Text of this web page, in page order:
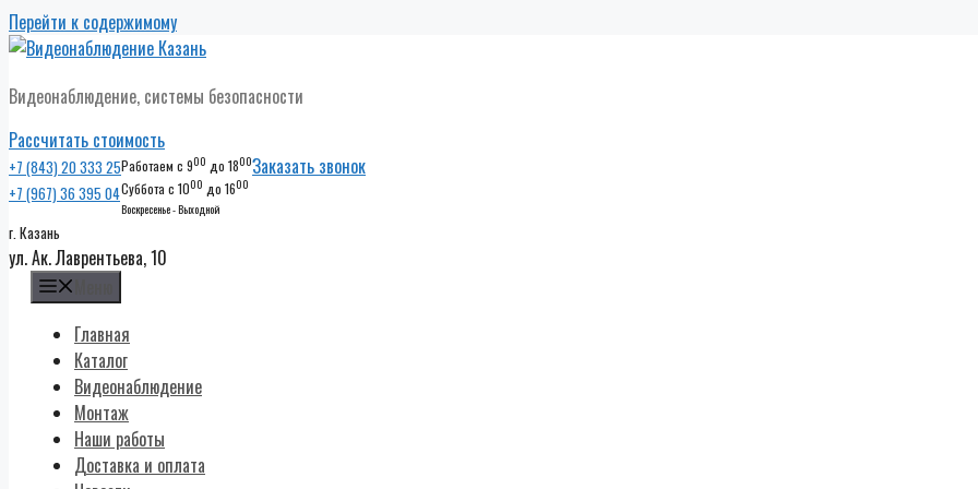
Перейти к содержимому
Видеонаблюдение, системы безопасности
Рассчитать стоимость
+7 (843) 20 333 25
+7 (967) 36 395 04
Работаем с 900 до 1800
Суббота с 1000 до 1600
Воскресенье - Выходной
Заказать звонок
г. Казань
ул. Ак. Лаврентьева, 10
Главная
Каталог
Видеонаблюдение
Монтаж
Наши работы
Доставка и оплата